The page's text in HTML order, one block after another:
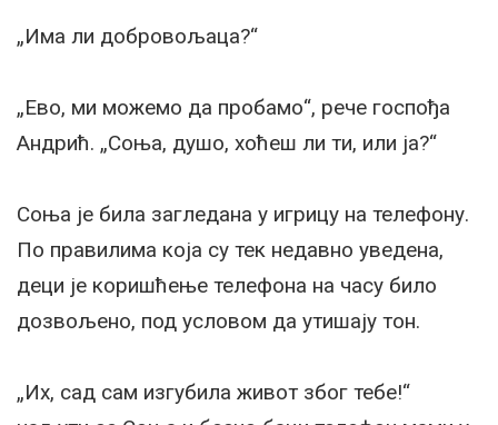
„Има ли добровољаца?“
„Ево, ми можемо да пробамо“, рече госпођа
Андрић. „Соња, душо, хоћеш ли ти, или ја?“
Соња је била загледана у игрицу на телефону.
По правилима која су тек недавно уведена,
деци је коришћење телефона на часу било
дозвољено, под условом да утишају тон.
„Их, сад сам изгубила живот због тебе!“